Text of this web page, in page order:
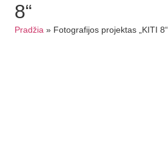
8“
Pradžia » Fotografijos projektas „KITI 8“